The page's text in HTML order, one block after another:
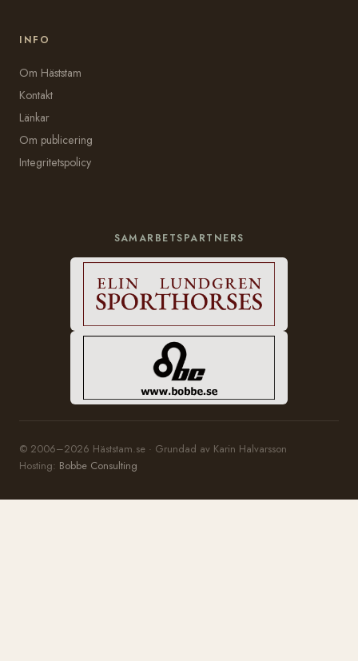
INFO
Om Häststam
Kontakt
Länkar
Om publicering
Integritetspolicy
SAMARBETSPARTNERS
© 2006–2026 Häststam.se · Grundad av Karin Halvarsson
Hosting: Bobbe Consulting